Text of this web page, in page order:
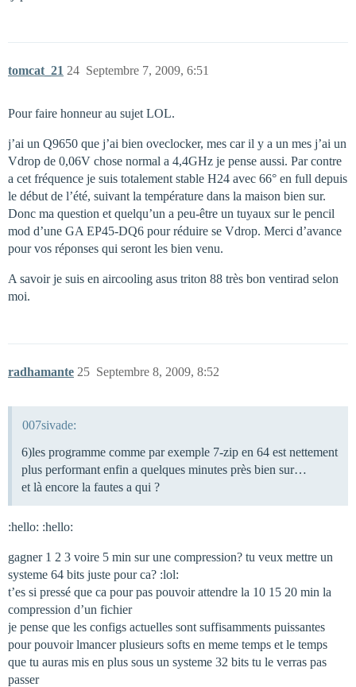
tomcat_21 Septembre 7, 2009, 6:51
24
Pour faire honneur au sujet LOL.
j’ai un Q9650 que j’ai bien oveclocker, mes car il y a un mes j’ai un
Vdrop de 0,06V chose normal a 4,4GHz je pense aussi. Par contre
a cet fréquence je suis totalement stable H24 avec 66° en full depuis
le début de l’été, suivant la température dans la maison bien sur.
Donc ma question et quelqu’un a peu-être un tuyaux sur le pencil
mod d’une GA EP45-DQ6 pour réduire se Vdrop. Merci d’avance
pour vos réponses qui seront les bien venu.
A savoir je suis en aircooling asus triton 88 très bon ventirad selon
moi.
radhamante Septembre 8, 2009, 8:52
25
007sivade:
6)les programme comme par exemple 7-zip en 64 est nettement
plus performant enfin a quelques minutes près bien sur…
et là encore la fautes a qui ?
:hello: :hello:
gagner 1 2 3 voire 5 min sur une compression? tu veux mettre un
systeme 64 bits juste pour ca? :lol:
t’es si pressé que ca pour pas pouvoir attendre la 10 15 20 min la
compression d’un fichier
je pense que les configs actuelles sont suffisamments puissantes
pour pouvoir lmancer plusieurs softs en meme temps et le temps
que tu auras mis en plus sous un systeme 32 bits tu le verras pas
passer